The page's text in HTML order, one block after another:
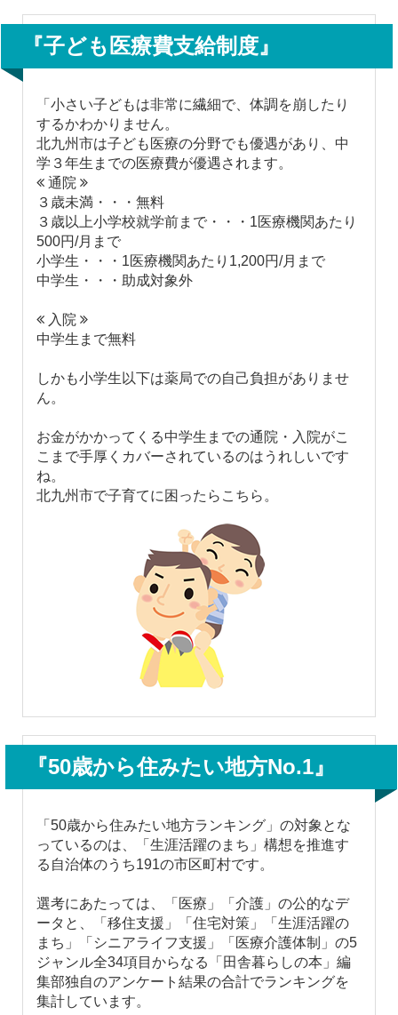
『子ども医療費支給制度』
「小さい子どもは非常に繊細で、体調を崩したり
するかわかりません。
北九州市は子ども医療の分野でも優遇があり、中
学３年生までの医療費が優遇されます。
通院
３歳未満・・・無料
３歳以上小学校就学前まで・・・1医療機関あたり
500円/月まで
小学生・・・1医療機関あたり1,200円/月まで
中学生・・・助成対象外
入院
中学生まで無料
しかも小学生以下は薬局での自己負担がありませ
ん。
お金がかかってくる中学生までの通院・入院がこ
こまで手厚くカバーされているのはうれしいです
ね。
北九州市で子育てに困ったらこちら。
『50歳から住みたい地方No.1』
「50歳から住みたい地方ランキング」の対象とな
っているのは、「生涯活躍のまち」構想を推進す
る自治体のうち191の市区町村です。
選考にあたっては、「医療」「介護」の公的なデ
ータと、「移住支援」「住宅対策」「生涯活躍の
まち」「シニアライフ支援」「医療介護体制」の5
ジャンル全34項目からなる「田舎暮らしの本」編
集部独自のアンケート結果の合計でランキングを
集計しています。